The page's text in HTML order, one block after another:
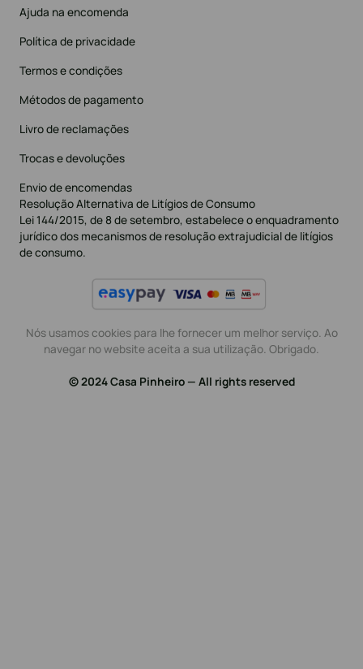
Ajuda na encomenda
Política de privacidade
Termos e condições
Métodos de pagamento
Livro de reclamações
Trocas e devoluções
Envio de encomendas
Resolução Alternativa de Litígios de Consumo
Lei 144/2015, de 8 de setembro, estabelece o enquadramento
jurídico dos mecanismos de resolução extrajudicial de litígios
de consumo.
Nós usamos cookies para lhe fornecer um melhor serviço. Ao
navegar no website aceita a sua utilização. Obrigado.
© 2024 Casa Pinheiro — All rights reserved